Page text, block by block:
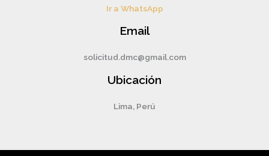
Ir a WhatsApp
Email
solicitud.dmc@gmail.com
Ubicación
Lima, Perú